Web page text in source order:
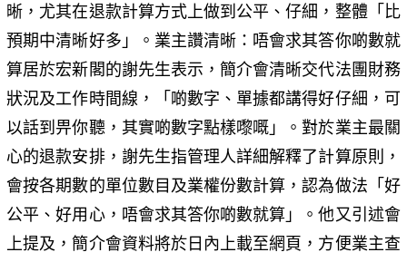
晰，尤其在退款計算方式上做到公平、仔細，整體「比
預期中清晰好多」。業主讚清晰：唔會求其答你啲數就
算居於宏新閣的謝先生表示，簡介會清晰交代法團財務
狀況及工作時間線，「啲數字、單據都講得好仔細，可
以話到畀你聽，其實啲數字點樣嚟嘅」。對於業主最關
心的退款安排，謝先生指管理人詳細解釋了計算原則，
會按各期數的單位數目及業權份數計算，認為做法「好
公平、好用心，唔會求其答你啲數就算」。他又引述會
上提及，簡介會資料將於日內上載至網頁，方便業主查